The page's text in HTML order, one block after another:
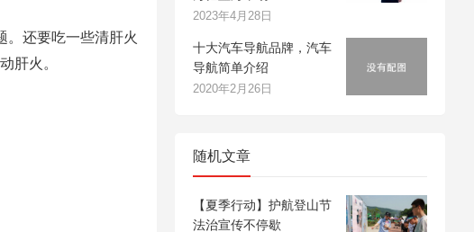
。还要吃一些清肝火
肝火。
2023年4月28日
十大汽车导航品牌，汽车
导航简单介绍
2020年2月26日
随机文章
【夏季行动】护航登山节
法治宣传不停歇